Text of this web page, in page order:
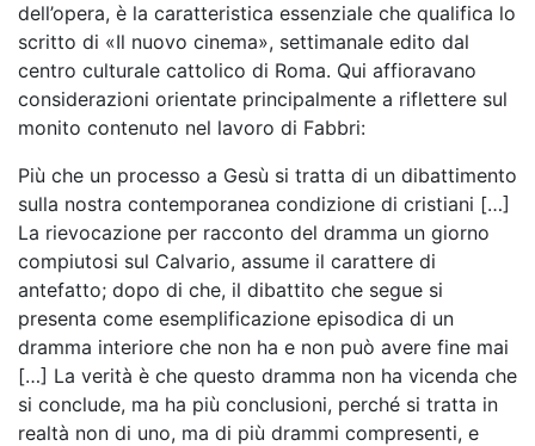
dell’opera, è la caratteristica essenziale che qualifica lo
scritto di «Il nuovo cinema», settimanale edito dal
centro culturale cattolico di Roma. Qui affioravano
considerazioni orientate principalmente a riflettere sul
monito contenuto nel lavoro di Fabbri:
Più che un processo a Gesù si tratta di un dibattimento
sulla nostra contemporanea condizione di cristiani […]
La rievocazione per racconto del dramma un giorno
compiutosi sul Calvario, assume il carattere di
antefatto; dopo di che, il dibattito che segue si
presenta come esemplificazione episodica di un
dramma interiore che non ha e non può avere fine mai
[…] La verità è che questo dramma non ha vicenda che
si conclude, ma ha più conclusioni, perché si tratta in
realtà non di uno, ma di più drammi compresenti, e